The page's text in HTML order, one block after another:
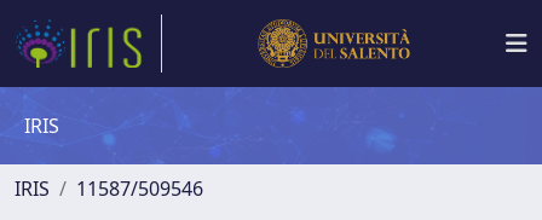
IRIS
IRIS 11587/509546